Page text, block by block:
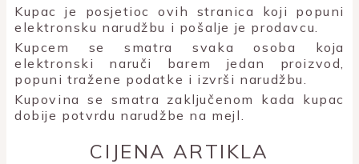
Kupac je posjetioc ovih stranica koji popuni
elektronsku narudžbu i pošalje je prodavcu.
Kupcem se smatra svaka osoba koja
elektronski naruči barem jedan proizvod,
popuni tražene podatke i izvrši narudžbu.
Kupovina se smatra zaključenom kada kupac
dobije potvrdu narudžbe na mejl.
CIJENA ARTIKLA